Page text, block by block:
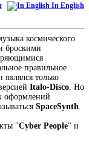
In English
космического
броскими
правильное
являлся только
Italo-Disco . Но
оформлений
SpaceSynth
"Cyber People" и